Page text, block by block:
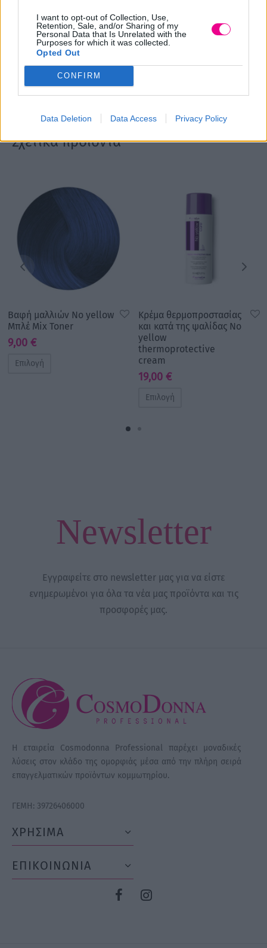
I want to opt-out of Collection, Use,
Retention, Sale, and/or Sharing of my
Personal Data that Is Unrelated with the
Purposes for which it was collected.
Opted Out
CONFIRM
Data Deletion Data Access Privacy Policy
χρήσης του. Κρατήστε το προϊόν μακριά από τα παιδιά.
Μην χρησιμοποιείτε το προϊόν κοντά σε θερμότητα.
Αερίζετε πάντα τον χώρο σας κατά την διάρκεια της
χρήσης του. Εαν έχετε ευαισθησία στην αναπνοή
εφαρμόστε μάσκα κατά την χρήση του.
Σχετικά προϊόντα
Βαφή μαλλιών No yellow
Μπλέ Mix Toner
9,00 €
Επιλογή
Κρέμα θερμοπροστασίας
και κατά της ψαλίδας No
yellow
thermoprotective
cream
19,00 €
Επιλογή
Newsletter
Εγγραφείτε στο newsletter μας για να είστε
ενημερωμένοι για όλα τα νέα μας προϊόντα και τις
προσφορές μας.
Η εταιρεία Cosmodonna Professional παρέχει μοναδικές
λύσεις στον κλάδο της ομορφιάς μέσα από την πλήρη σειρά
επαγγελματικών προϊόντων κομμωτηρίου.
ΓΕΜΗ: 39726406000
ΧΡΗΣΙΜΑ
ΕΠΙΚΟΙΝΩΝΙΑ